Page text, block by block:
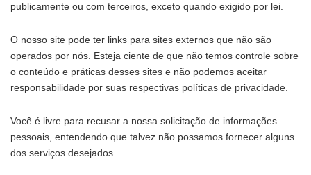
publicamente ou com terceiros, exceto quando exigido por lei.
O nosso site pode ter links para sites externos que não são
operados por nós. Esteja ciente de que não temos controle sobre
o conteúdo e práticas desses sites e não podemos aceitar
responsabilidade por suas respectivas políticas de privacidade
Você é livre para recusar a nossa solicitação de informações
pessoais, entendendo que talvez não possamos fornecer alguns
dos serviços desejados.